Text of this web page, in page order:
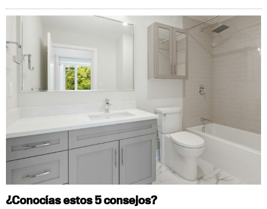
¿Conocías estos 5 consejos?